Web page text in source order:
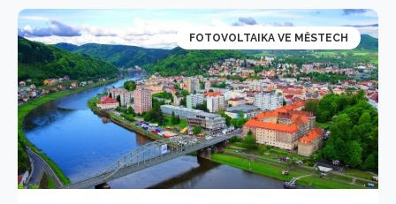
FOTOVOLTAIKA VE MĚSTECH